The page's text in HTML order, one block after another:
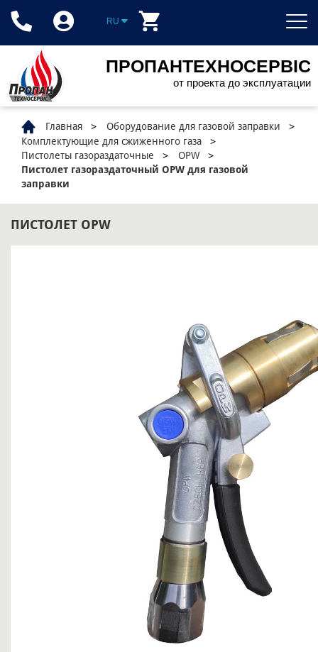
ПРОПАНТЕХНОСЕРВІС
от проекта до эксплуатации
RU
Главная
Оборудование для газовой заправки
Комплектующие для сжиженного газа
Пистолеты газораздаточные
OPW
Пистолет газораздаточный OPW для газовой
заправки
ПИСТОЛЕТ OPW